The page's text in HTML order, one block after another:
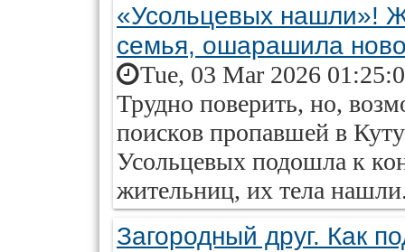
«Усольцевых нашли»!
семья, ошарашила
Tue, 03 Mar 2026
Трудно поверить, но,
поисков пропавшей в
Усольцевых подошла к
жительниц, их тела
Загородный друг. Как